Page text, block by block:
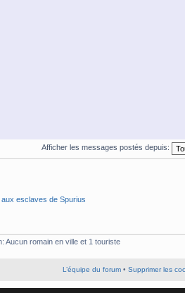
Afficher les messages postés depuis:
esclaves de Spurius
Aucun romain en ville et 1 touriste
L’équipe du forum • Supprimer les